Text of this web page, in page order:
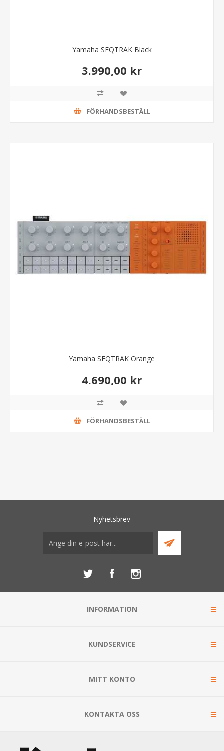
Yamaha SEQTRAK Black
3.990,00 kr
FÖRHANDSBESTÄLL
Yamaha SEQTRAK Orange
4.690,00 kr
FÖRHANDSBESTÄLL
Nyhetsbrev
INFORMATION
KUNDSERVICE
MITT KONTO
KONTAKTA OSS